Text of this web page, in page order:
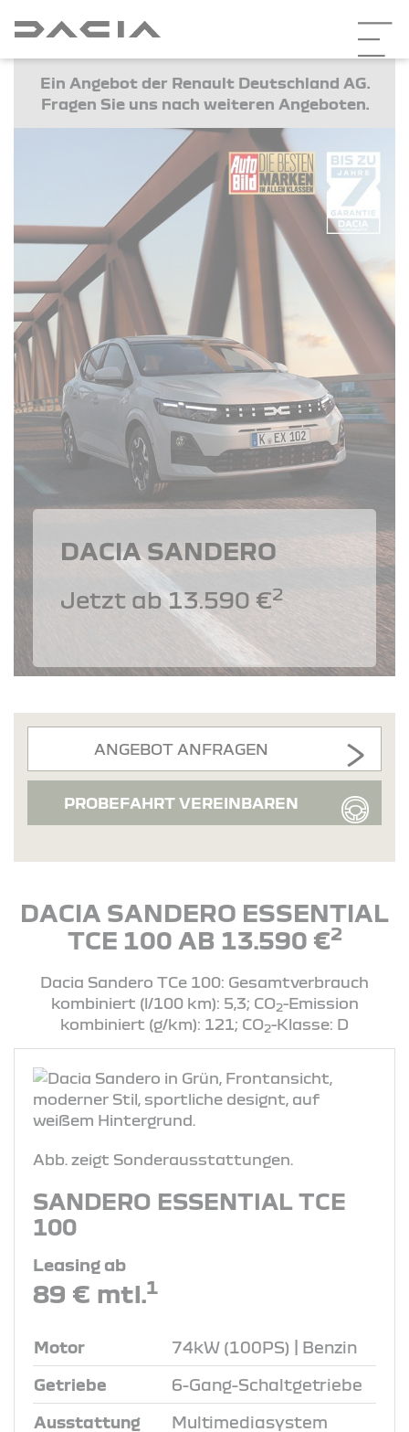
Ein Angebot der Renault Deutschland AG.
Fragen Sie uns nach weiteren Angeboten.
DACIA SANDERO
Jetzt ab 13.590 €2
ANGEBOT ANFRAGEN
PROBEFAHRT VEREINBAREN
DACIA SANDERO ESSENTIAL
TCE 100 AB 13.590 €2
Dacia Sandero TCe 100: Gesamtverbrauch
kombiniert (l/100 km): 5,3; CO2-Emission
kombiniert (g/km): 121; CO2-Klasse: D
Abb. zeigt Sonderausstattungen.
SANDERO ESSENTIAL TCE
100
Leasing ab
89 € mtl.1
Motor 74kW (100PS) | Benzin
Getriebe 6-Gang-Schaltgetriebe
Ausstattung
Multimediasystem